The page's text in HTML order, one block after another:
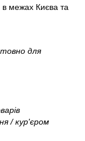
межах Києва та
для
/ кур'єром